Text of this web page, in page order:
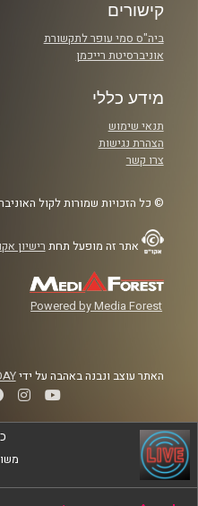
קישורים
ביה"ס סמי עופר לתקשורת
אוניברסיטת רייכמן
מידע כללי
תנאי שימוש
הצהרת נגישות
צרו קשר
© כל הזכויות שמורות לקול
אתר זה מופעל תחת רישיון
Powered by Media Forest
האתר עוצב ונבנה באהבה על ידי